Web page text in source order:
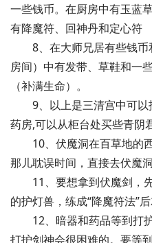
一些钱币。在厨房中有玉蓝
有降魔符、回神丹和定心符
8、在大师兄居有些钱
房间）中有发带、草鞋和一
（补满生命）。
9、以上是三清宫中可
药房,可以从柜台处买些青阴
10、伏魔洞在百草地的
那儿耽误时间，直接去伏魔洞
11、要想拿到伏魔剑，
的护灯兽，练成“降魔符法”
12、暗器和药品等到打
打护剑神会很困难的。要等